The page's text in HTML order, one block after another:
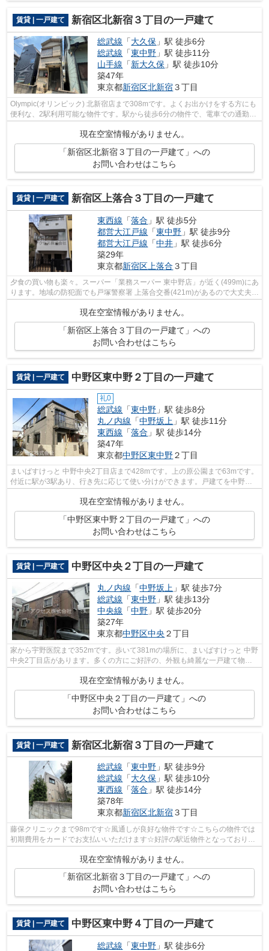
賃貸 | 一戸建て 新宿区北新宿３丁目の一戸建て
総武線 「大久保 」駅 徒歩6分
総武線 「東中野 」駅 徒歩11分
山手線 「新大久保 」駅 徒歩10分
築47年
東京都新宿区北新宿３丁目
Olympic(オリンピック) 北新宿店まで308mです。よくお出かけをする方にも
便利な、2駅利用可能な物件です。駅から徒歩6分の物件で、電車での通勤に
も便利な立地です。中野区、新宿区の...
現在空室情報がありません。
「新宿区北新宿３丁目の一戸建て」への
お問い合わせはこちら
賃貸 | 一戸建て 新宿区上落合３丁目の一戸建て
東西線 「落合 」駅 徒歩5分
都営大江戸線 「東中野 」駅 徒歩9分
都営大江戸線 「中井 」駅 徒歩6分
築29年
東京都新宿区 上落合 ３丁目
夕食の買い物も楽々。スーパー「業務スーパー 東中野店」が近く(499m)にあ
ります。地域の防犯面でも戸塚警察署 上落合交番(421m)があるので大丈夫。
現在空室情報がありません。
「新宿区上落合３丁目の一戸建て」への
お問い合わせはこちら
賃貸 | 一戸建て 中野区東中野２丁目の一戸建て
礼0
総武線 「東中野 」駅 徒歩8分
丸ノ内線 「中野坂上 」駅 徒歩11分
東西線 「落合 」駅 徒歩14分
築47年
東京都中野区東中野２丁目
まいばすけっと 中野中央2丁目店まで428mです。上の原公園まで63mです。
付近に駅が3駅あり、行き先に応じて使い分けができます。戸建てを中野区
現在空室情報がありません。
「中野区東中野２丁目の一戸建て」への
お問い合わせはこちら
賃貸 | 一戸建て 中野区中央２丁目の一戸建て
丸ノ内線 「中野坂上 」駅 徒歩7分
総武線 「東中野 」駅 徒歩13分
中央線 「中野 」駅 徒歩20分
築27年
東京都中野区中央 ２丁目
家から宇野医院まで352mです。歩いて381mの場所に、まいばすけっと 中野
中央2丁目店があります。多くの方にご好評の、外観も綺麗な一戸建て物件
です。アクセスで紹介する、中野区の一...
現在空室情報がありません。
「中野区中央２丁目の一戸建て」への
お問い合わせはこちら
賃貸 | 一戸建て 新宿区北新宿３丁目の一戸建て
総武線 「東中野 」駅 徒歩9分
総武線 「大久保 」駅 徒歩10分
東西線 「落合 」駅 徒歩14分
築78年
東京都新宿区北新宿３丁目
藤保クリニックまで98mです☆風通しが良好な物件です☆こちらの物件では
初期費用をカードでお支払いいただけます☆好評の駅近物件となっており、
駅より徒歩9分に立地しています☆総武線東...
現在空室情報がありません。
「新宿区北新宿３丁目の一戸建て」への
お問い合わせはこちら
賃貸 | 一戸建て 中野区東中野４丁目の一戸建て
総武線 「東中野 」駅 徒歩6分